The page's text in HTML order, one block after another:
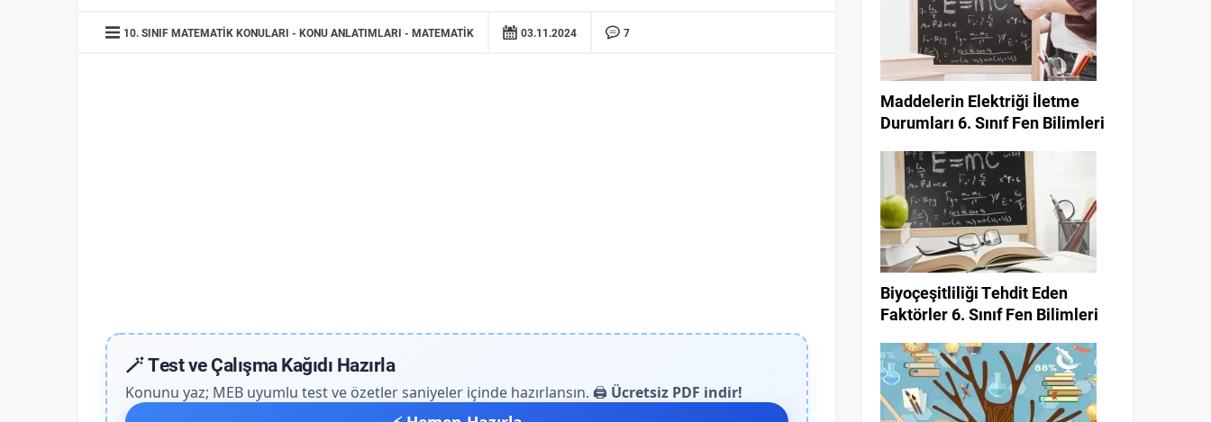
10. SINIF MATEMATIK KONULARI KONU ANLATIMLARI MATEMATIK 03.11.2024 7
🪄 Test ve Çalışma Kağıdı Hazırla
Konunu yaz; MEB uyumlu test ve özetler saniyeler içinde hazırlansın. 🖨️ Ücretsiz PDF indir!
Maddelerin Elektriği İletme
Durumları 6. Sınıf Fen Bilimleri
Biyoçeşitliliği Tehdit Eden
Faktörler 6. Sınıf Fen Bilimleri